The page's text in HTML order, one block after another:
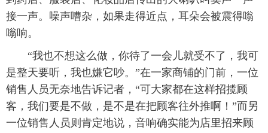
接一声。噪声嘈杂，如果走得近点，耳朵会被震得嗡
嗡响。
“我也不想这么做，你待了一会儿就受不了，我可
是整天要听，我也嫌它吵。”在一家商铺的门前，一位
销售人员无奈地告诉记者，“可大家都在这样招揽顾
客，我们要是不做，是不是在把顾客往外推啊！”而另
一位销售人员则肯定地说，音响确实能为店里招来顾